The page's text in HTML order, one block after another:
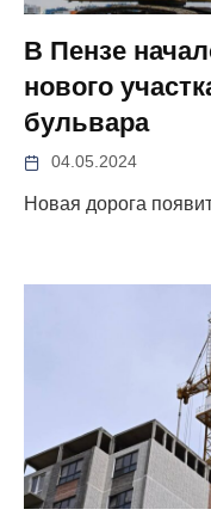
В Пензе
нового
бульвара
04.05.2024
Новая дорога